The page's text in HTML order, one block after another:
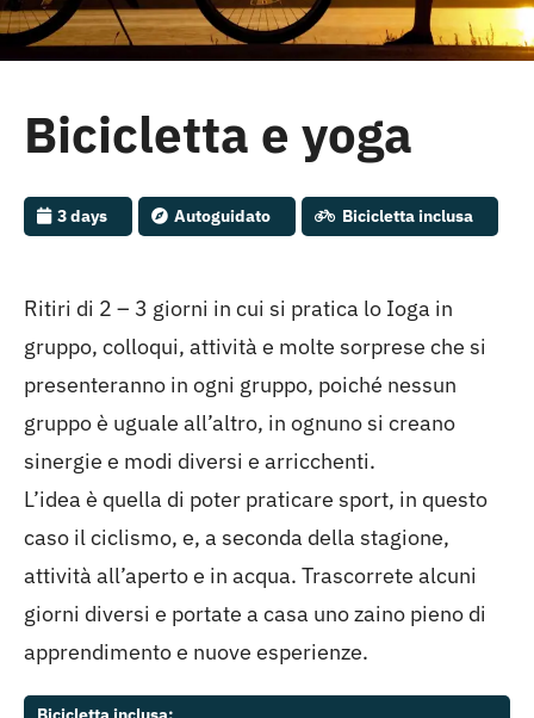
Cambrils
Bicicletta e yoga
3 days Autoguidato Bicicletta inclusa
Ritiri di 2 – 3 giorni in cui si pratica lo Ioga in
gruppo, colloqui, attività e molte sorprese che si
presenteranno in ogni gruppo, poiché nessun
gruppo è uguale all’altro, in ognuno si creano
sinergie e modi diversi e arricchenti.
L’idea è quella di poter praticare sport, in questo
caso il ciclismo, e, a seconda della stagione,
attività all’aperto e in acqua. Trascorrete alcuni
giorni diversi e portate a casa uno zaino pieno di
apprendimento e nuove esperienze.